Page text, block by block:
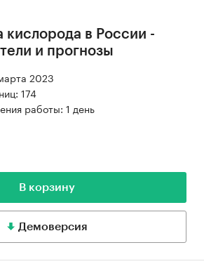
кислорода в России -
и прогнозы
2023
174
работы: 1 день
В корзину
Демоверсия